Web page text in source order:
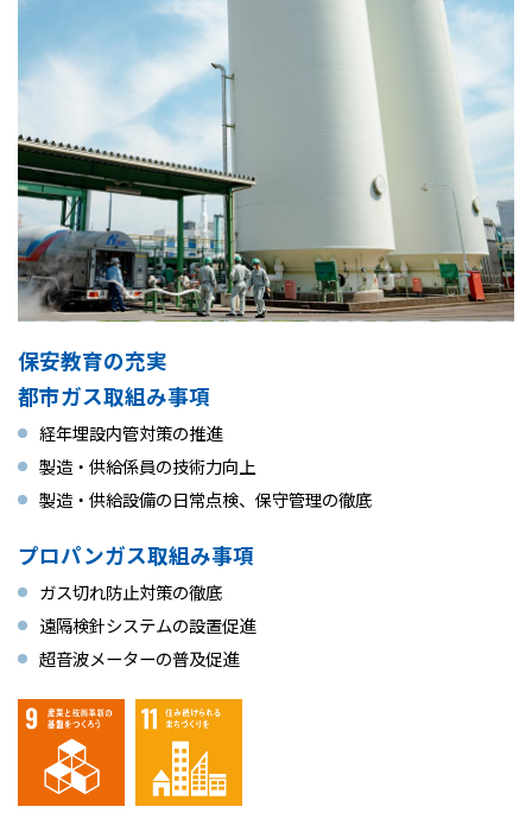
保安教育の充実
都市ガス取組み事項
経年埋設内管対策の推進
製造・供給係員の技術力向上
製造・供給設備の日常点検、保守管理の徹底
プロパンガス取組み事項
ガス切れ防止対策の徹底
遠隔検針システムの設置促進
超音波メーターの普及促進